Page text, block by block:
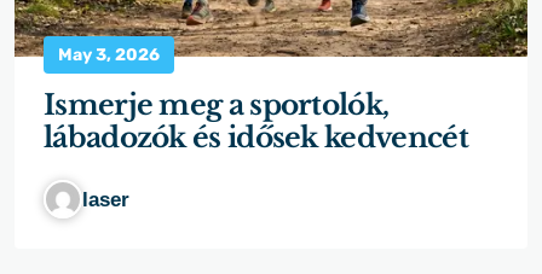
May 3, 2026
Ismerje meg a sportolók,
lábadozók és idősek kedvencét
laser